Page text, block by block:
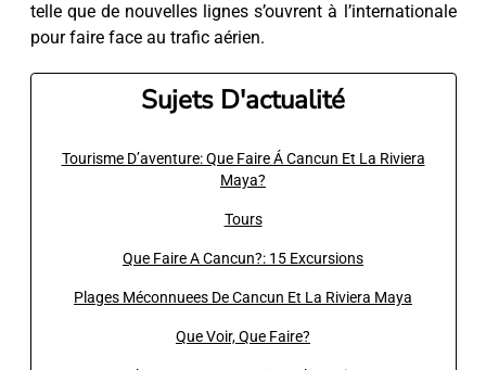
telle que de nouvelles lignes s’ouvrent à l’internationale
pour faire face au trafic aérien.
Sujets D'actualité
Tourisme D’aventure: Que Faire Á Cancun Et La Riviera
Maya?
Tours
Que Faire A Cancun?: 15 Excursions
Plages Méconnuees De Cancun Et La Riviera Maya
Que Voir, Que Faire?